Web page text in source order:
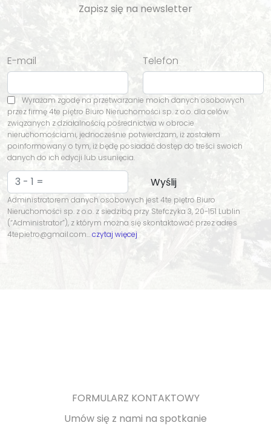
Zapisz się na newsletter
E-mail Telefon
Wyrażam zgodę na przetwarzanie moich danych osobowych
przez firmę 4te piętro Biuro Nieruchomości sp. z o.o. dla celów
związanych z działalnością pośrednictwa w obrocie
nieruchomościami, jednocześnie potwierdzam, iż zostałem
poinformowany o tym, iż będę posiadać dostęp do treści swoich
danych do ich edycji lub usunięcia.
Administratorem danych osobowych jest 4te piętro Biuro
Nieruchomości sp. z o.o. z siedzibą przy Stefczyka 3, 20-151 Lublin
(“Administrator”), z którym można się skontaktować przez adres
4tepietro@gmail.com…czytaj więcej
FORMULARZ KONTAKTOWY
Umów się z nami na spotkanie